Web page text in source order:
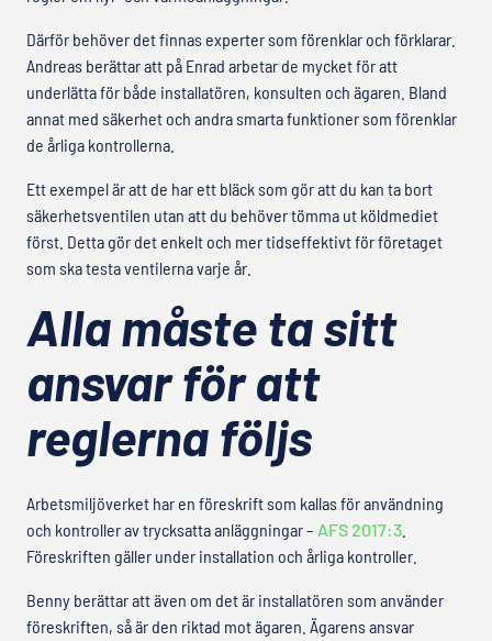
Därför behöver det finnas experter som förenklar och förklarar.
Andreas berättar att på Enrad arbetar de mycket för att
underlätta för både installatören, konsulten och ägaren. Bland
annat med säkerhet och andra smarta funktioner som förenklar
de årliga kontrollerna.
Ett exempel är att de har ett bläck som gör att du kan ta bort
säkerhetsventilen utan att du behöver tömma ut köldmediet
först. Detta gör det enkelt och mer tidseffektivt för företaget
som ska testa ventilerna varje år.
Alla måste ta sitt
ansvar för att
reglerna följs
Arbetsmiljöverket har en föreskrift som kallas för användning
och kontroller av trycksatta anläggningar – AFS 2017:3
Föreskriften gäller under installation och årliga kontroller.
Benny berättar att även om det är installatören som använder
föreskriften, så är den riktad mot ägaren. Ägarens ansvar